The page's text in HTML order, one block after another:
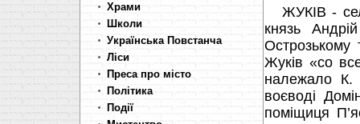
Храми
Школи
Українська Повстанча
Ліси
Преса про місто
Політика
Події
ЖУКІВ -
князь
Острозькому
Жуків «со
належало К.
воєводі
поміщиця